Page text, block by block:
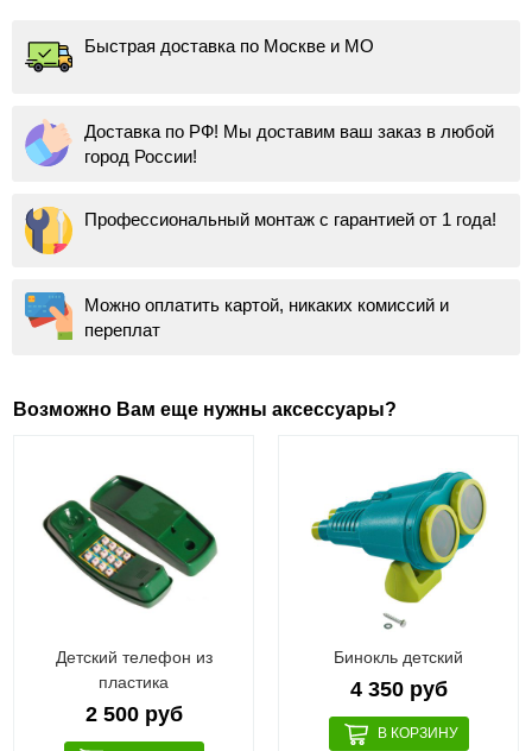
Быстрая доставка по Москве и МО
Доставка по РФ! Мы доставим ваш заказ в любой
город России!
Профессиональный монтаж с гарантией от 1 года!
Можно оплатить картой, никаких комиссий и
переплат
Возможно Вам еще нужны аксессуары?
Детский телефон из
пластика
2 500 руб
Бинокль детский
4 350 руб